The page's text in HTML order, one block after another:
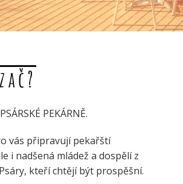
PEKÁRNĚ.
vás připravují pekařští
i nadšená mládež a dospělí z
kteří chtějí být prospěšní.